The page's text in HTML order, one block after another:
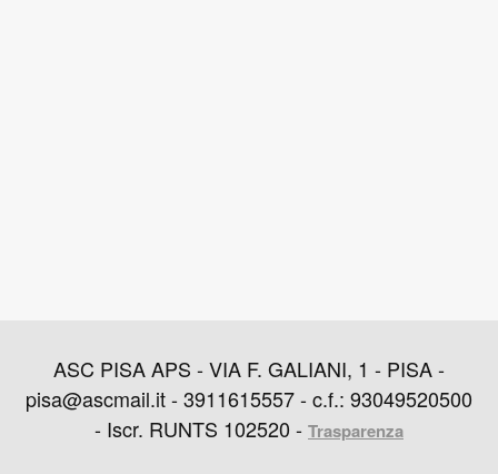
ASC PISA APS - VIA F. GALIANI, 1 - PISA -
pisa@ascmail.it - 3911615557 - c.f.: 93049520500
- Iscr. RUNTS 102520 - Trasparenza